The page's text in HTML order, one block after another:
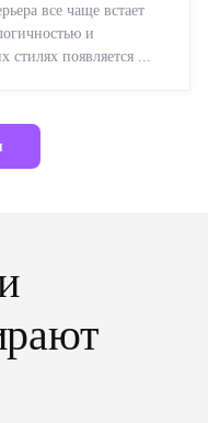
все чаще встает
и
стилях появляется ...